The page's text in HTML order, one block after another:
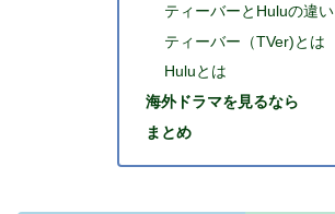
ティーバーとHuluの違い
ティーバー（TVer)とは
Huluとは
海外ドラマを見るなら
まとめ